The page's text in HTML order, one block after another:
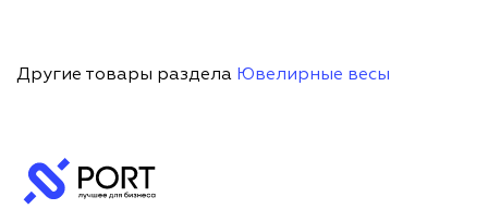
Другие товары раздела Ювелирные весы